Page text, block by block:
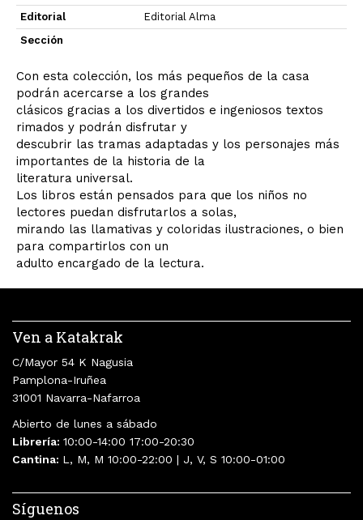
Editorial
Editorial Alma
Sección
Con esta colección, los más pequeños de la casa
podrán acercarse a los grandes
clásicos gracias a los divertidos e ingeniosos textos
rimados y podrán disfrutar y
descubrir las tramas adaptadas y los personajes más
importantes de la historia de la
literatura universal.
Los libros están pensados para que los niños no
lectores puedan disfrutarlos a solas,
mirando las llamativas y coloridas ilustraciones, o bien
para compartirlos con un
adulto encargado de la lectura.
Ven a Katakrak
C/Mayor 54 K Nagusia
Pamplona-Iruñea
31001 Navarra-Nafarroa
Abierto de lunes a sábado
Librería: 10:00-14:00 17:00-20:30
Cantina: L, M, M 10:00-22:00 | J, V, S 10:00-01:00
Síguenos